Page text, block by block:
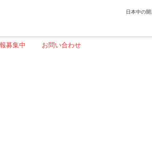
日本中の
募集中 お問い合わせ